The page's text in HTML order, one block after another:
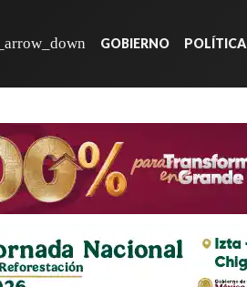
GOBIERNO POLÍTICA